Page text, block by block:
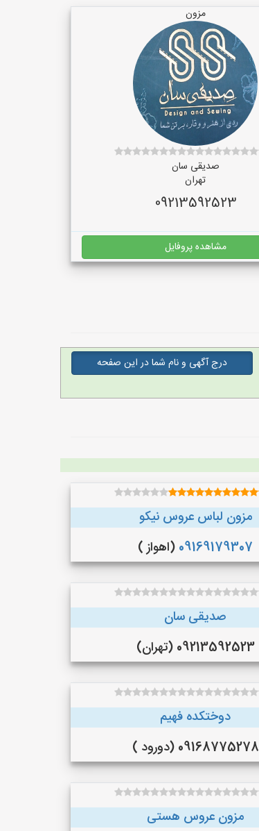
مزون
صدیقی سان
تهران
09213592523
مشاهده پروفایل
درج آگهی و نام شما در این صفحه
مزون لباس عروس نیکو
09169179307 (اهواز )
صدیقی سان
09213592523 (تهران)
دوختکده فهیم
09168775278 (دورود )
مزون عروس هستی